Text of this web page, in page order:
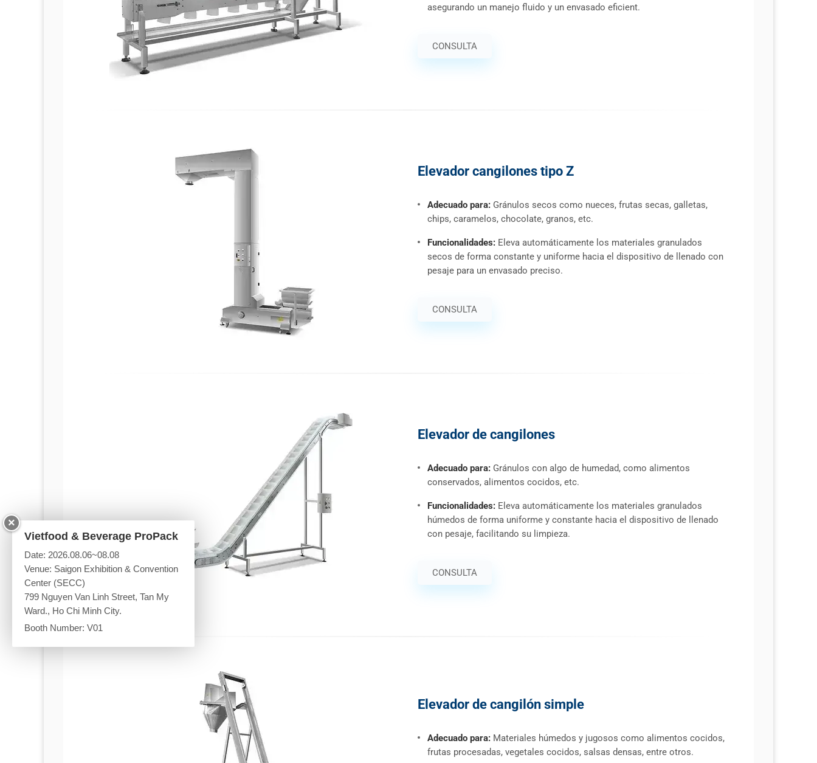
asegurando un manejo fluido y un envasado eficient.
CONSULTA
Elevador cangilones tipo Z
Adecuado para: Gránulos secos como nueces, frutas secas, galletas,
chips, caramelos, chocolate, granos, etc.
Funcionalidades: Eleva automáticamente los materiales granulados
secos de forma constante y uniforme hacia el dispositivo de llenado con
pesaje para un envasado preciso.
CONSULTA
Elevador de cangilones
Adecuado para: Gránulos con algo de humedad, como alimentos
conservados, alimentos cocidos, etc.
Funcionalidades: Eleva automáticamente los materiales granulados
húmedos de forma uniforme y constante hacia el dispositivo de llenado
con pesaje, facilitando su limpieza.
CONSULTA
Elevador de cangilón simple
Adecuado para: Materiales húmedos y jugosos como alimentos cocidos,
frutas procesadas, vegetales cocidos, salsas densas, entre otros.
×
Vietfood & Beverage ProPack
Date: 2026.08.06~08.08
Venue: Saigon Exhibition & Convention
Center (SECC)
799 Nguyen Van Linh Street, Tan My
Ward., Ho Chi Minh City.
Booth Number: V01